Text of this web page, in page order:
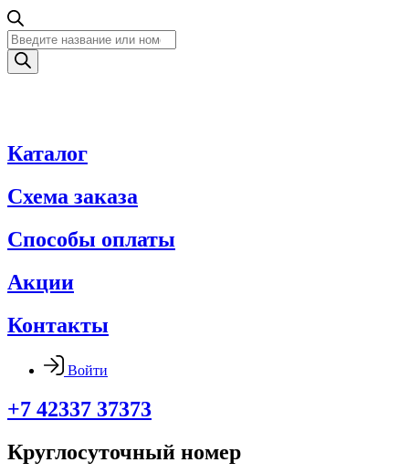
Поиск
товаров
Каталог
Схема заказа
Способы оплаты
Акции
Контакты
Войти
+7 42337 37373
Круглосуточный номер